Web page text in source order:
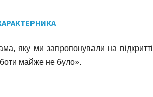
яку ми запропонували на відкритті
майже не було».